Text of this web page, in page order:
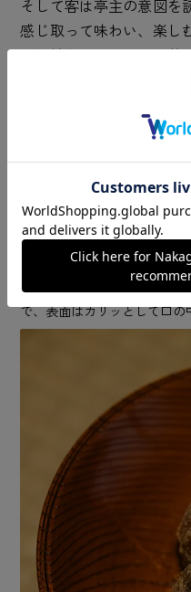
そして客は亭主の意図を
感じ取って味わい、楽し
が凝縮されているのが茶
主になることも少なくあ
「なかでも私がはまっ
きますが、頭の中で整理
ときは本当に嬉しくて。
ですけどね……（笑）」
その日の菓子は御倉屋の
で、表面はカリッとして口